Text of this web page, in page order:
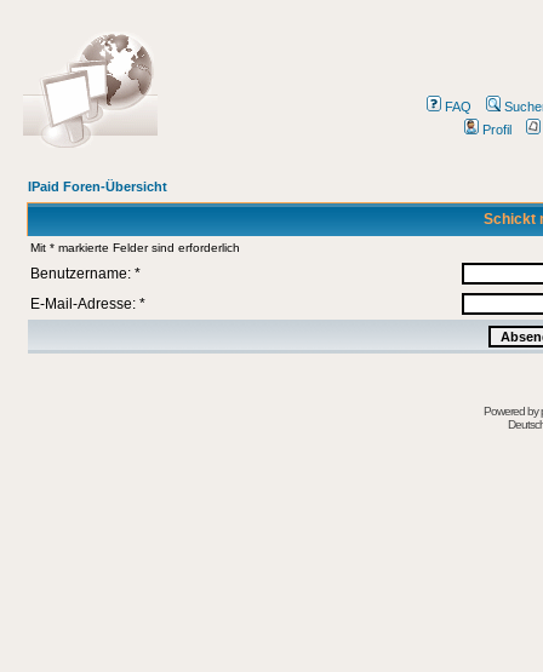
FAQ
Profil
IPaid Foren-Übersicht
Schickt
Mit * markierte Felder sind erforderlich
Benutzername: *
E-Mail-Adresse: *
Powered by